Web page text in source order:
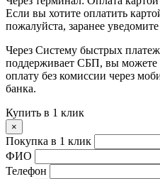
Если вы хотите оплатить
пожалуйста, заранее
Через Систему быстрых
поддерживает СБП, вы
оплату без комиссии через
банка.
Купить в 1 клик
×
Покупка в 1 клик
ФИО
Телефон